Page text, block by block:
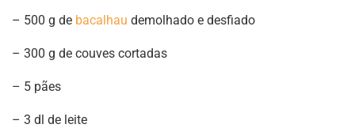
– 500 g de bacalhau demolhado e desfiado
– 300 g de couves cortadas
– 5 pães
– 3 dl de leite